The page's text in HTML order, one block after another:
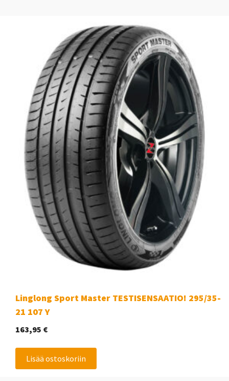
Linglong Sport Master TESTISENSAATIO! 295/35-
21 107 Y
163,95 €
Lisää ostoskoriin